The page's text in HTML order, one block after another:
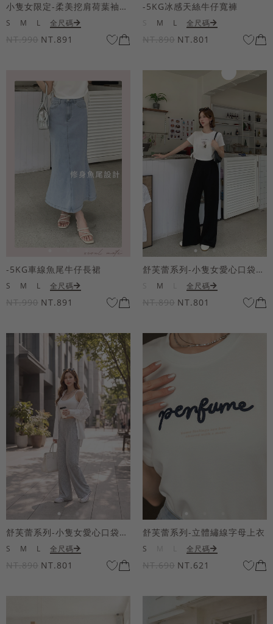
小隻女限定-柔美挖肩荷葉袖魚尾長洋裝
S M L 全尺碼
NT.990 NT.891
-5KG冰感天絲牛仔寬褲
M L 全尺碼
NT.890 NT.801
-5KG車線魚尾牛仔長裙
S M L 全尺碼
NT.990 NT.891
舒芙蕾系列-小隻女愛心口袋寬褲
M 全尺碼
NT.890 NT.801
舒芙蕾系列-小隻女愛心口袋寬褲
S M L 全尺碼
NT.890 NT.801
舒芙蕾系列-立體繡線字母上衣
S 全尺碼
NT.690 NT.621